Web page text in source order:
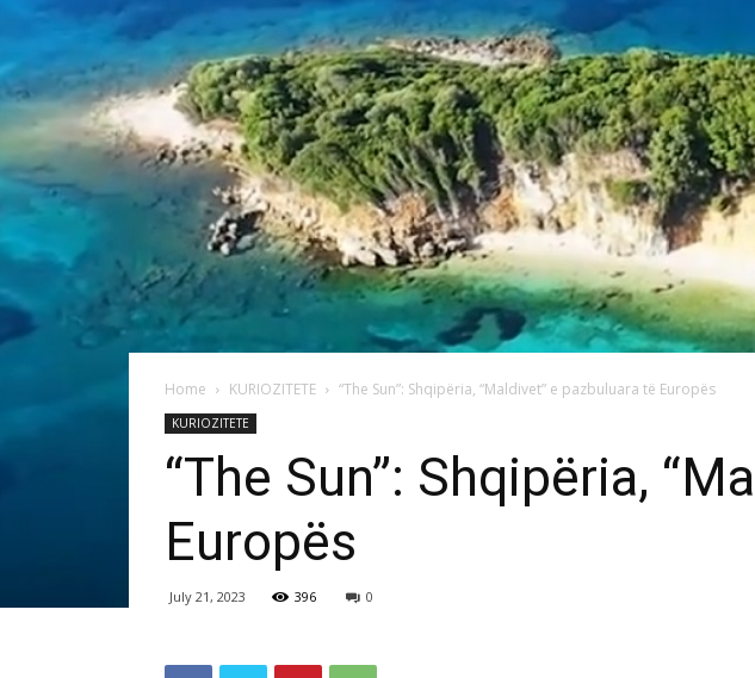
Home KURIOZITETE “The Sun”: Shqipëria, “Maldivet” e pazbuluara të Europës
KURIOZITETE
“The Sun”: Shqipëria,
Europës
July 21, 2023 396 0